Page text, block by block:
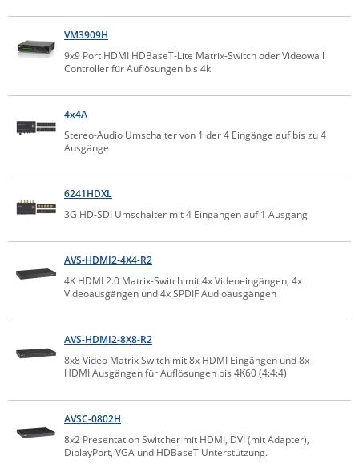
IEC Lock
Ihse
KVM TEC
Legrand
LigoWave
Milesight
Panorama Antennas
Power Kingdom
Poynting
Riello UPS
Server Technology
VM3909H
9x9 Port HDMI HDBaseT-Lite Matrix-Switch oder Videowall
Controller für Auflösungen bis 4k
4x4A
Stereo-Audio Umschalter von 1 der 4 Eingänge auf bis zu 4
Ausgänge
6241HDXL
3G HD-SDI Umschalter mit 4 Eingängen auf 1 Ausgang
AVS-HDMI2-4X4-R2
4K HDMI 2.0 Matrix-Switch mit 4x Videoeingängen, 4x
Videoausgängen und 4x SPDIF Audioausgängen
AVS-HDMI2-8X8-R2
8x8 Video Matrix Switch mit 8x HDMI Eingängen und 8x
HDMI Ausgängen für Auflösungen bis 4K60 (4:4:4)
AVSC-0802H
8x2 Presentation Switcher mit HDMI, DVI (mit Adapter),
DiplayPort, VGA und HDBaseT Unterstützung.